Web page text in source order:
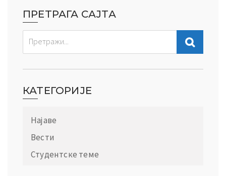
ПРЕТРАГА САЈТА
КАТЕГОРИЈЕ
Најаве
Вести
Студентске теме